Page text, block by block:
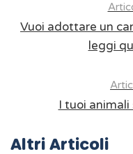
Vuoi adottare un
leggi
I tuoi animali
Altri Articoli